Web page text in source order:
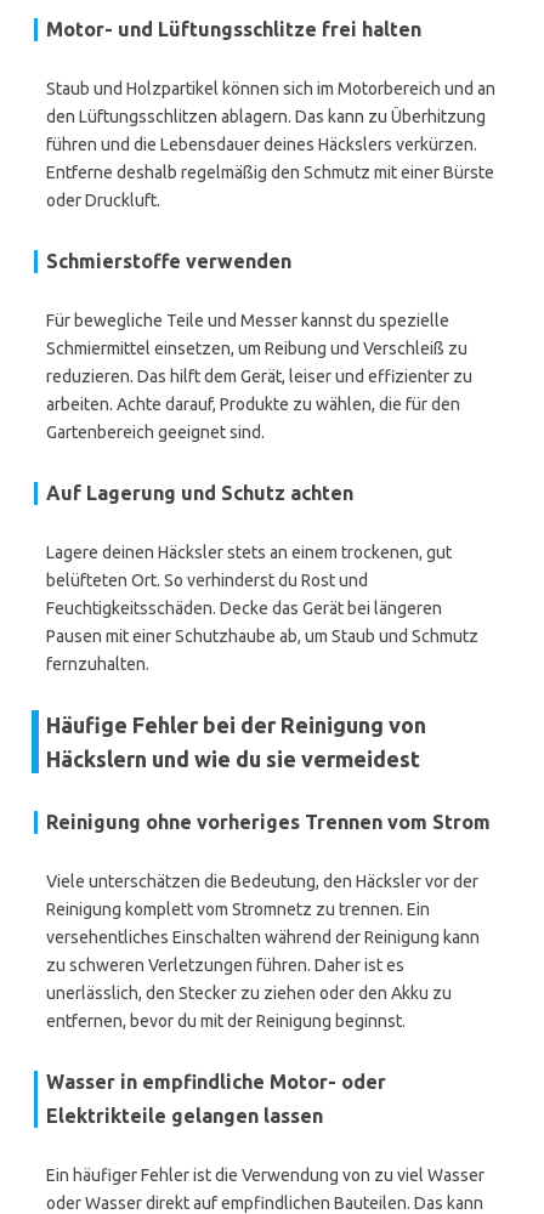
Motor- und Lüftungsschlitze frei halten
Staub und Holzpartikel können sich im Motorbereich und an
den Lüftungsschlitzen ablagern. Das kann zu Überhitzung
führen und die Lebensdauer deines Häckslers verkürzen.
Entferne deshalb regelmäßig den Schmutz mit einer Bürste
oder Druckluft.
Schmierstoffe verwenden
Für bewegliche Teile und Messer kannst du spezielle
Schmiermittel einsetzen, um Reibung und Verschleiß zu
reduzieren. Das hilft dem Gerät, leiser und effizienter zu
arbeiten. Achte darauf, Produkte zu wählen, die für den
Gartenbereich geeignet sind.
Auf Lagerung und Schutz achten
Lagere deinen Häcksler stets an einem trockenen, gut
belüfteten Ort. So verhinderst du Rost und
Feuchtigkeitsschäden. Decke das Gerät bei längeren
Pausen mit einer Schutzhaube ab, um Staub und Schmutz
fernzuhalten.
Häufige Fehler bei der Reinigung von
Häckslern und wie du sie vermeidest
Reinigung ohne vorheriges Trennen vom Strom
Viele unterschätzen die Bedeutung, den Häcksler vor der
Reinigung komplett vom Stromnetz zu trennen. Ein
versehentliches Einschalten während der Reinigung kann
zu schweren Verletzungen führen. Daher ist es
unerlässlich, den Stecker zu ziehen oder den Akku zu
entfernen, bevor du mit der Reinigung beginnst.
Wasser in empfindliche Motor- oder
Elektrikteile gelangen lassen
Ein häufiger Fehler ist die Verwendung von zu viel Wasser
oder Wasser direkt auf empfindlichen Bauteilen. Das kann